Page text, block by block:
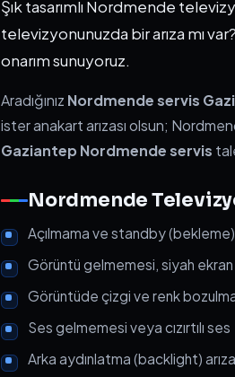
Şık tasarımlı Nordmende
televizyonunuzda bir arıza mı var?
onarım sunuyoruz.
Aradığınız Nordmende servis
ister anakart arızası olsun;
Gaziantep Nordmende servis
Nordmende
Açılmama ve standby
Görüntü gelmemesi, siyah ekran
Görüntüde çizgi ve renk
Ses gelmemesi veya cızırtılı ses
Arka aydınlatma (backlight)